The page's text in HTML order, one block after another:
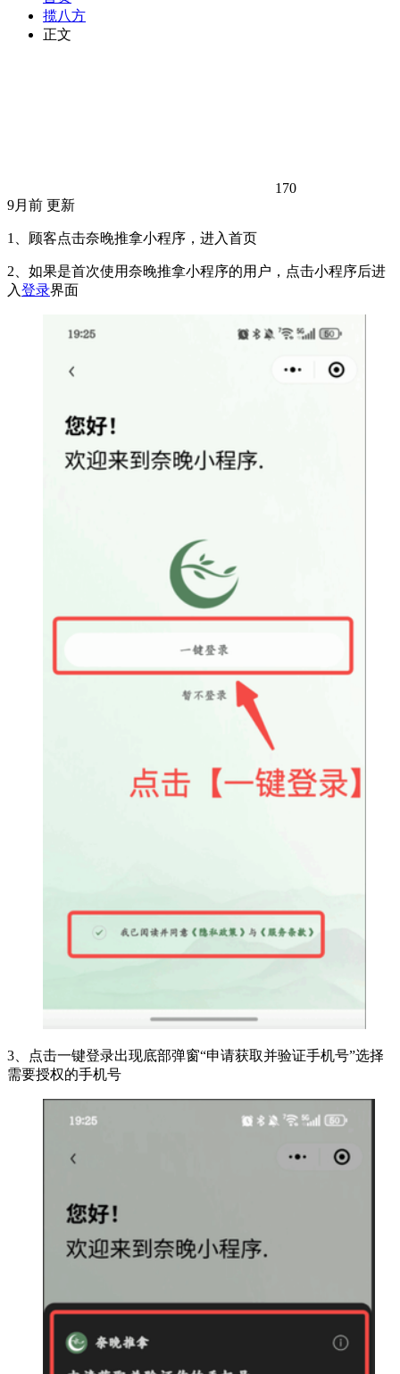
揽八方
正文
170
9月前 更新
1、顾客点击奈晚推拿小程序，进入首页
2、如果是首次使用奈晚推拿小程序的用户，点击小程序后进
入登录界面
3、点击一键登录出现底部弹窗“申请获取并验证手机号”选择
需要授权的手机号